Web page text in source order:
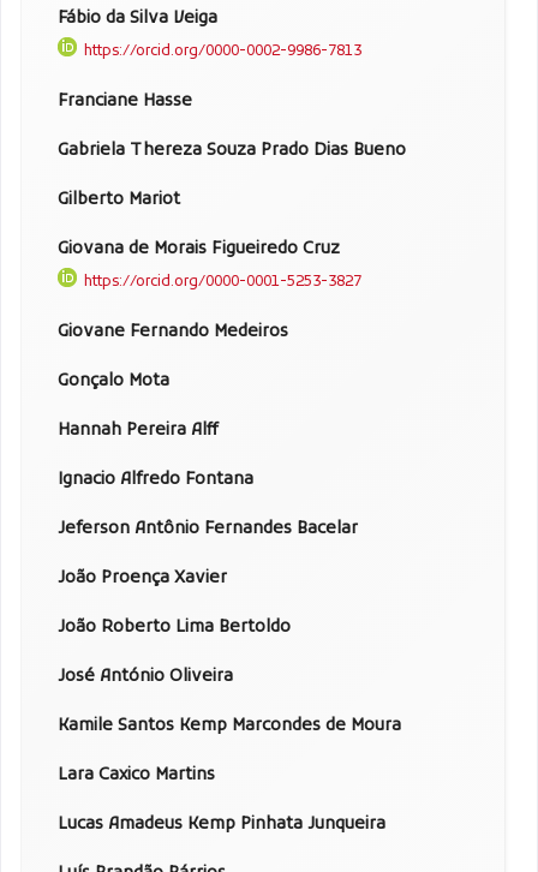
Fábio da Silva Veiga
https://orcid.org/0000-0002-9986-7813
Franciane Hasse
Gabriela Thereza Souza Prado Dias Bueno
Gilberto Mariot
Giovana de Morais Figueiredo Cruz
https://orcid.org/0000-0001-5253-3827
Giovane Fernando Medeiros
Gonçalo Mota
Hannah Pereira Alff
Ignacio Alfredo Fontana
Jeferson Antônio Fernandes Bacelar
João Proença Xavier
João Roberto Lima Bertoldo
José António Oliveira
Kamile Santos Kemp Marcondes de Moura
Lara Caxico Martins
Lucas Amadeus Kemp Pinhata Junqueira